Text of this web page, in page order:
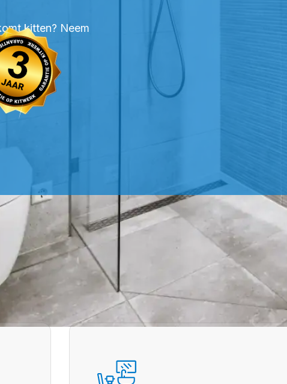
kitten? Neem
PROFESSIONELE KITTER PANNINGEN
een professionele kitter?
en ervaring zorgen
kitwerk